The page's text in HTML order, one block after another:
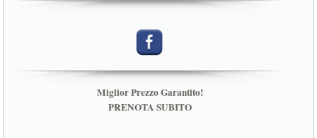
Miglior Prezzo Garantito!
PRENOTA SUBITO